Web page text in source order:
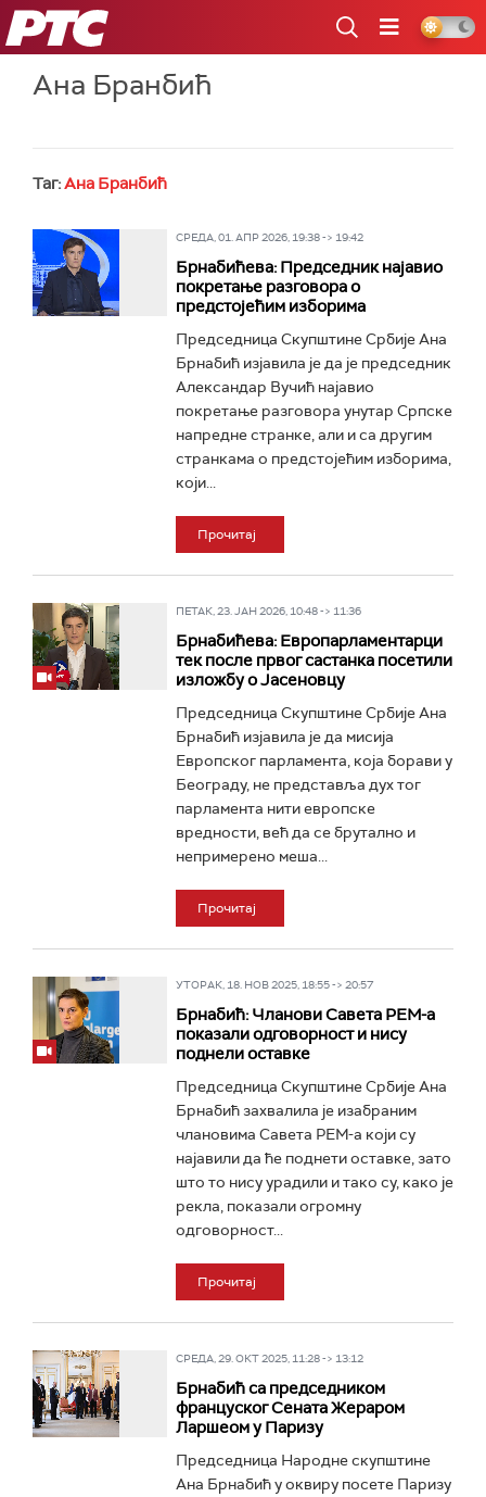
РТС
Ана Бранбић
Таг:Ана Бранбић
СРЕДА, 01. АПР 2026, 19:38 -> 19:42
Брнабићева: Председник најавио
покретање разговора о
предстојећим изборима
Председница Скупштине Србије Ана
Брнабић изјавила је да је председник
Александар Вучић најавио
покретање разговора унутар Српске
напредне странке, али и са другим
странкама о предстојећим изборима,
који...
Прочитај
ПЕТАК, 23. ЈАН 2026, 10:48 -> 11:36
Брнабићева: Европарламентарци
тек после првог састанка посетили
изложбу о Јасеновцу
Председница Скупштине Србије Ана
Брнабић изјавила је да мисија
Европског парламента, која борави у
Београду, не представља дух тог
парламента нити европске
вредности, већ да се брутално и
непримерено меша...
Прочитај
УТОРАК, 18. НОВ 2025, 18:55 -> 20:57
Брнабић: Чланови Савета РЕМ-а
показали одговорност и нису
поднели оставке
Председница Скупштине Србије Ана
Брнабић захвалила је изабраним
члановима Савета РЕМ-а који су
најавили да ће поднети оставке, зато
што то нису урадили и тако су, како је
рекла, показали огромну
одговорност...
Прочитај
СРЕДА, 29. ОКТ 2025, 11:28 -> 13:12
Брнабић са председником
француског Сената Жераром
Ларшеом у Паризу
Председница Народне скупштине
Ана Брнабић у оквиру посете Паризу